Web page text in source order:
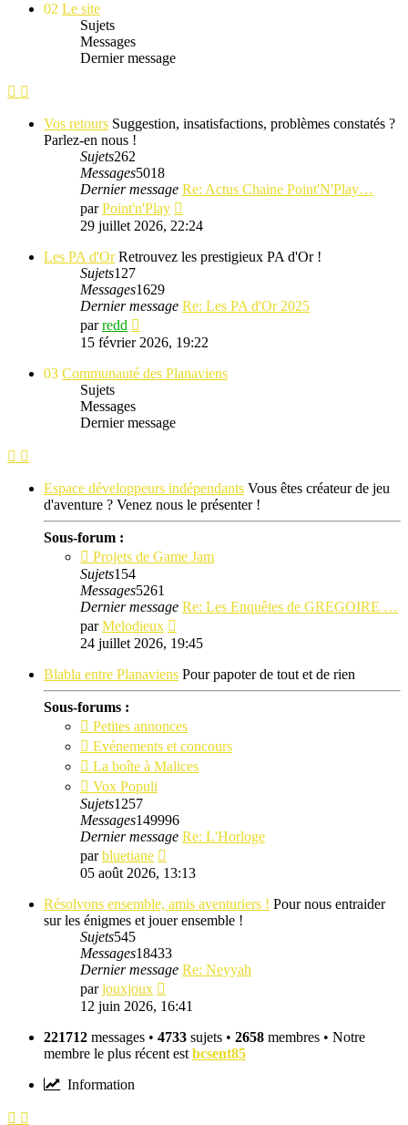
02 Le site
Sujets
Messages
Dernier message
Vos retours Suggestion, insatisfactions, problèmes constatés ?
Parlez-en nous !
Sujets262
Messages5018
Dernier message Re: Actus Chaine Point'N'Play…
parPoint'n'Play
le
message
29 juillet 2026, 22:24
Les PA d'Or Retrouvez les prestigieux PA d'Or !
Sujets127
Messages1629
Dernier message Re: Les PA d'Or 2025
parredd
le
dernier
message
15 février 2026, 19:22
03 Communauté des Planaviens
Sujets
Messages
Dernier message
Espace développeurs indépendants Vous êtes créateur de jeu
d'aventure ? Venez nous le présenter !
Sous-forum :
Projets de Game Jam
Sujets154
Messages5261
Dernier message Re: Les Enquêtes de GREGOIRE …
parMelodieux
le
message
24 juillet 2026, 19:45
Blabla entre Planaviens Pour papoter de tout et de rien
Sous-forums :
Petites annonces
Evénements et concours
La boîte à Malices
Vox Populi
Sujets1257
Messages149996
Dernier message Re: L'Horloge
parbluetiane
le
message
05 août 2026, 13:13
Résolvons ensemble, amis aventuriers ! Pour nous entraider
sur les énigmes et jouer ensemble !
Sujets545
Messages18433
Dernier message Re: Neyyah
parjouxjoux
le
message
12 juin 2026, 16:41
221712 messages • 4733 sujets • 2658 membres • Notre
membre le plus récent est bcsent85
Information